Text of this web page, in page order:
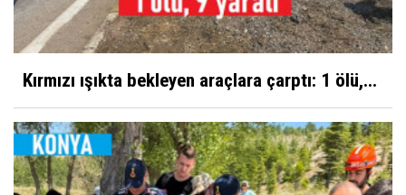
Kırmızı ışıkta bekleyen araçlara çarptı: 1 ölü,...